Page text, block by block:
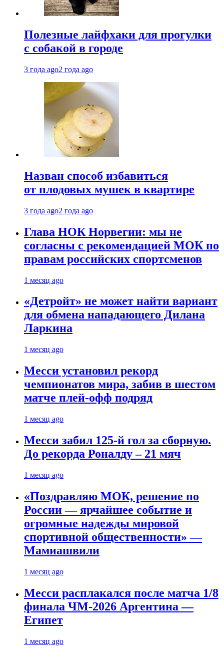
Полезные лайфхаки для прогулки
с собакой в городе
3 года ago2 года ago
Назван способ избавиться
от плодовых мушек в квартире
3 года ago2 года ago
Глава НОК Норвегии: мы не
согласны с рекомендацией МОК по
правам российских спортсменов
1 месяц ago
«Детройт» не может найти вариант
для обмена нападающего Дилана
Ларкина
1 месяц ago
Месси установил рекорд
чемпионатов мира, забив в шестом
матче плей‑офф подряд
1 месяц ago
Месси забил 125-й гол за сборную.
До рекорда Роналду – 21 мяч
1 месяц ago
«Поздравляю МОК, решение по
России — ярчайшее событие и
огромные надежды мировой
спортивной общественности» —
Мамиашвили
1 месяц ago
Месси расплакался после матча 1/8
финала ЧМ-2026 Аргентина —
Египет
1 месяц ago